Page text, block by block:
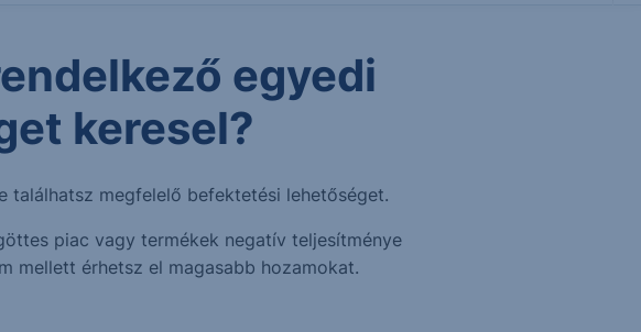
egyedi
keresel?
megfelelő befektetési lehetőséget.
piac vagy termékek negatív teljesítménye
mellett érhetsz el magasabb hozamokat.